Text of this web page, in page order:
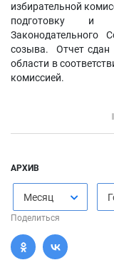
избирательной
подготовку и
Законодательного
созыва. Отчет сдан
области в
комиссией.
АРХИВ
Месяц
Поделиться